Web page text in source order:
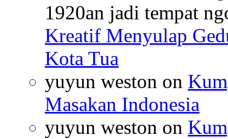
1920an jadi tempat
Kreatif Menyulap
Kota Tua
yuyun weston on
Masakan Indonesia
yuyun weston on